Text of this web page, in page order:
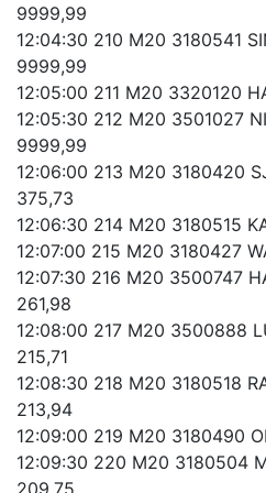
9999,99
12:04:30 210 M20 3180541
9999,99
12:05:00 211 M20 3320120
12:05:30 212 M20 3501027
9999,99
12:06:00 213 M20 3180420
375,73
12:06:30 214 M20 3180515
12:07:00 215 M20 3180427
12:07:30 216 M20 3500747
261,98
12:08:00 217 M20 3500888
215,71
12:08:30 218 M20 3180518
213,94
12:09:00 219 M20 3180490
12:09:30 220 M20 3180504
209,75